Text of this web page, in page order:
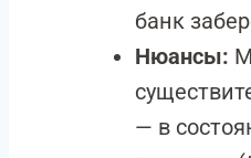
банк
Нюансы:
— в